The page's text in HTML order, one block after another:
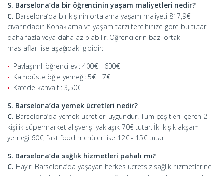
S. Barselona’da bir öğrencinin yaşam maliyetleri nedir?
C. Barselona’da bir kişinin ortalama yaşam maliyeti 817,9€
civarındadır. Konaklama ve yaşam tarzı tercihinize göre bu tutar
daha fazla veya daha az olabilir. Öğrencilerin bazı ortak
masrafları ise aşağıdaki gibidir:
Paylaşımlı öğrenci evi: 400€ - 600€
Kampüste öğle yemeği: 5€ - 7€
Kafede kahvaltı: 3,50€
S. Barselona’da yemek ücretleri nedir?
C. Barselona’da yemek ücretleri uygundur. Tüm çeşitleri içeren 2
kişilik süpermarket alışverişi yaklaşık 70€ tutar. İki kişik akşam
yemeği 60€, fast food menüleri ise 12€ - 15€ tutar.
S. Barselona’da sağlık hizmetleri pahalı mı?
C. Hayır. Barselona’da yaşayan herkes ücretsiz sağlık hizmetlerine